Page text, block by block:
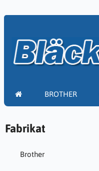
BROTHER
Fabrikat
Brother